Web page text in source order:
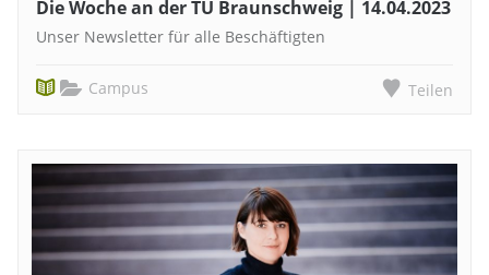
Die Woche an der TU Braunschweig | 14.04.2023
Unser Newsletter für alle Beschäftigten
Campus Teilen